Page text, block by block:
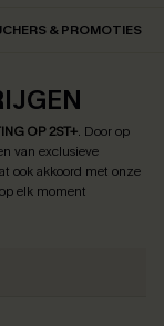
& PROMOTIES
OP 2ST+. Door op
van exclusieve
ook akkoord met onze
elk moment